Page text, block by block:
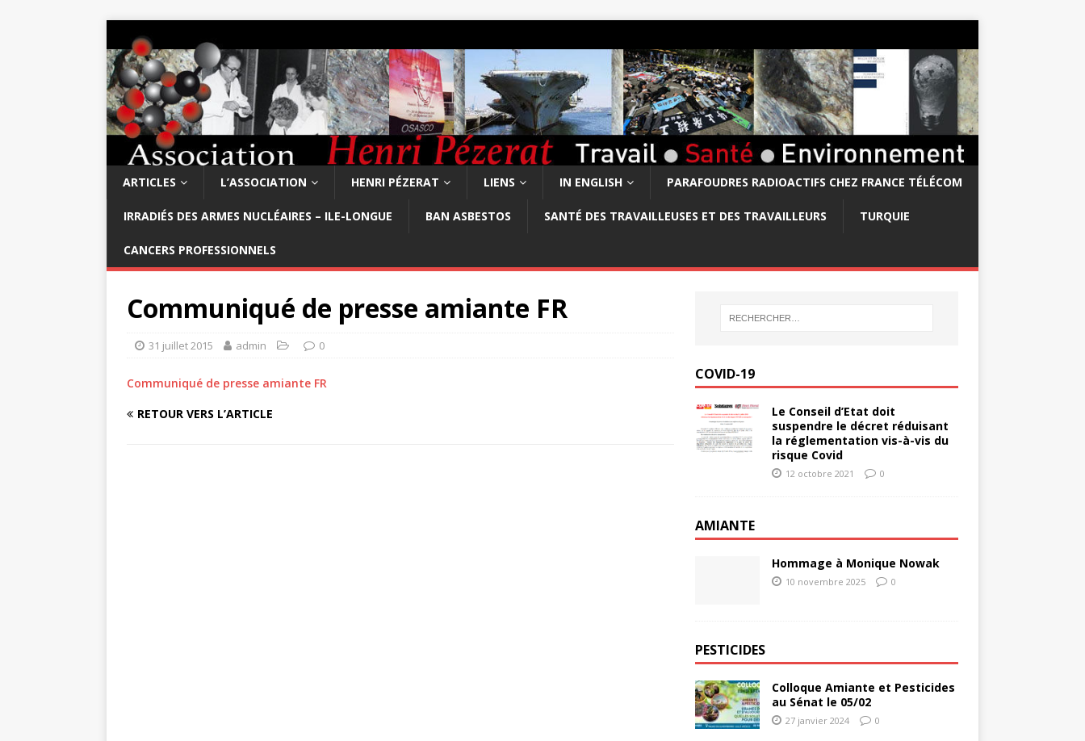
ARTICLES L’ASSOCIATION HENRI PÉZERAT LIENS IN ENGLISH PARAFOUDRES RADIOACTIFS CHEZ FRANCE TÉLÉCOM
IRRADIÉS DES ARMES NUCLÉAIRES – ILE-LONGUE BAN ASBESTOS SANTÉ DES TRAVAILLEUSES ET DES TRAVAILLEURS TURQUIE
CANCERS PROFESSIONNELS
Communiqué de presse amiante FR
31 juillet 2015 admin 0
Communiqué de presse amiante FR
RETOUR VERS L’ARTICLE
COVID-19
Le Conseil d’Etat doit
suspendre le décret réduisant
la réglementation vis-à-vis du
risque Covid
12 octobre 2021 0
AMIANTE
Hommage à Monique Nowak
10 novembre 2025 0
PESTICIDES
Colloque Amiante et Pesticides
au Sénat le 05/02
27 janvier 2024 0